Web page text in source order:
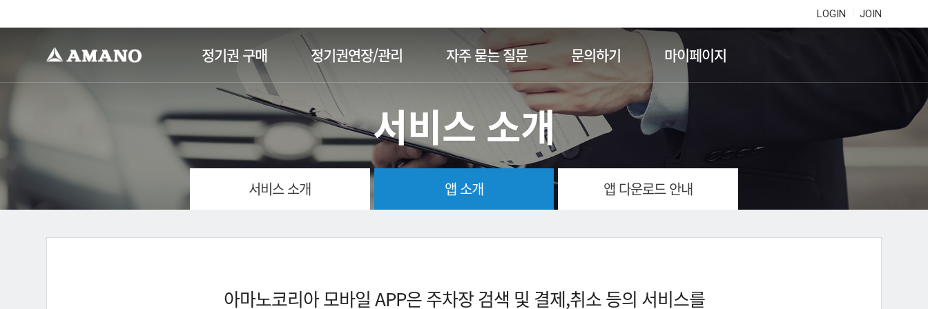
LOGIN JOIN
정기권 구매 정기권연장/관리 자주 묻는 질문 문의하기 마이페이지
서비스 소개
서비스 소개 앱 소개 앱 다운로드 안내
아마노코리아 모바일 APP은 주차장 검색 및 결제,취소 등의 서비스를